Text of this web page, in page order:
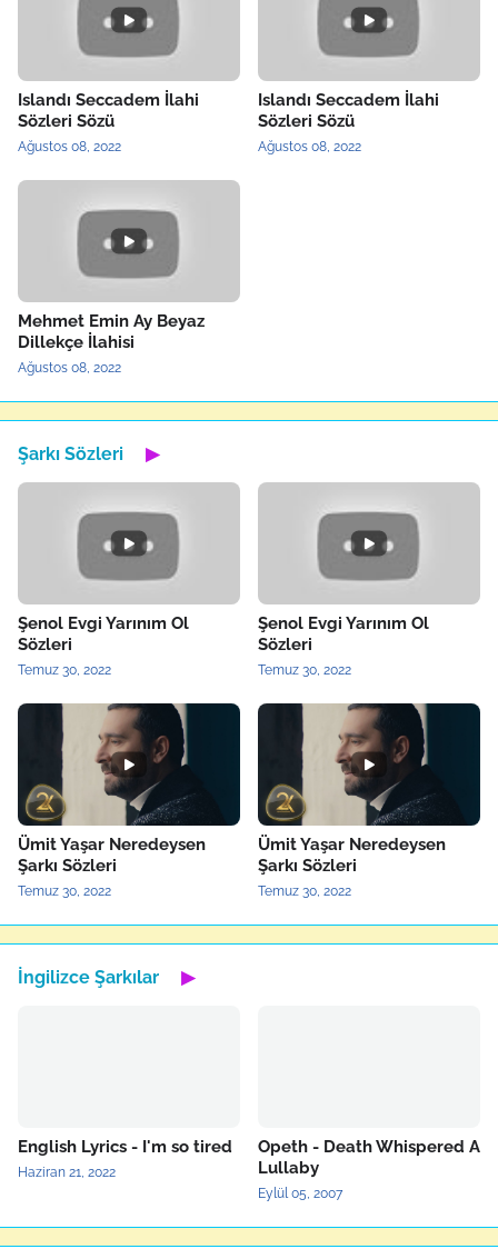
Islandı Seccadem İlahi
Sözleri Sözü
Ağustos 08, 2022
Islandı Seccadem İlahi
Sözleri Sözü
Ağustos 08, 2022
Mehmet Emin Ay Beyaz
Dillekçe İlahisi
Ağustos 08, 2022
Şarkı Sözleri ▶
Şenol Evgi Yarınım Ol
Sözleri
Temuz 30, 2022
Şenol Evgi Yarınım Ol
Sözleri
Temuz 30, 2022
Ümit Yaşar Neredeysen
Şarkı Sözleri
Temuz 30, 2022
Ümit Yaşar Neredeysen
Şarkı Sözleri
Temuz 30, 2022
İngilizce Şarkılar ▶
English Lyrics - I'm so tired
Haziran 21, 2022
Opeth - Death Whispered A
Lullaby
Eylül 05, 2007